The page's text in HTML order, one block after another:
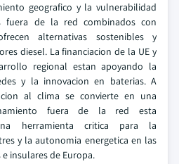
geografico y la vulnerabilidad
fuera de la red combinados con
alternativas sostenibles y
diesel. La financiacion de la UE y
regional estan apoyando la
y la innovacion en baterias. A
al clima se convierte en una
fuera de la red esta
herramienta critica para la
y la autonomia energetica en las
insulares de Europa.